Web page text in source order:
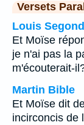
Versets
Louis
Et Moïse
je n'ai pas la
m'écouterait-
Martin Bible
Et Moïse dit
incirconcis de